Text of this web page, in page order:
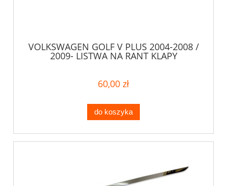
VOLKSWAGEN GOLF V PLUS 2004-2008 /
2009- LISTWA NA RANT KLAPY
60,00 zł
do koszyka